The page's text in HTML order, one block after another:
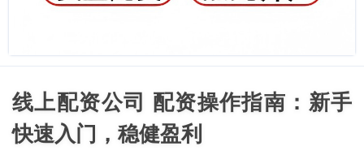
线上配资公司 配资操作指南：新手
快速入门，稳健盈利